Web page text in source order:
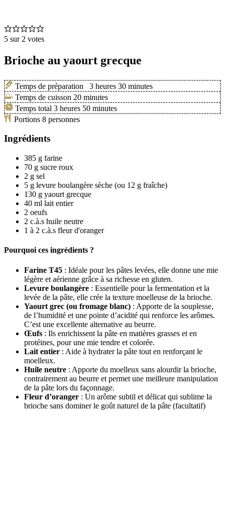
5 sur 2 votes
Brioche au yaourt grecque
Temps de préparation 3 heures 30 minutes
Temps de cuisson 20 minutes
Temps total 3 heures 50 minutes
Portions 8 personnes
Ingrédients
385 g farine
70 g sucre roux
2 g sel
5 g levure boulangère sèche (ou 12 g fraîche)
130 g yaourt grecque
40 ml lait entier
2 oeufs
2 c.à.s huile neutre
1 à 2 c.à.s fleur d'oranger
Pourquoi ces ingrédients ?
Farine T45 : Idéale pour les pâtes levées, elle donne une mie
légère et aérienne grâce à sa richesse en gluten.
Levure boulangère : Essentielle pour la fermentation et la
levée de la pâte, elle crée la texture moelleuse de la brioche.
Yaourt grec (ou fromage blanc) : Apporte de la souplesse,
de l’humidité et une pointe d’acidité qui renforce les arômes.
C’est une excellente alternative au beurre.
Œufs : Ils enrichissent la pâte en matières grasses et en
protéines, pour une mie tendre et colorée.
Lait entier : Aide à hydrater la pâte tout en renforçant le
moelleux.
Huile neutre : Apporte du moelleux sans alourdir la brioche,
contrairement au beurre et permet une meilleure manipulation
de la pâte lors du façonnage.
Fleur d’oranger : Un arôme subtil et délicat qui sublime la
brioche sans dominer le goût naturel de la pâte (facultatif)